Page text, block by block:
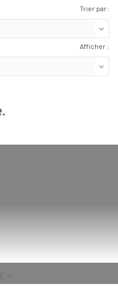
Trier par:
Afficher :